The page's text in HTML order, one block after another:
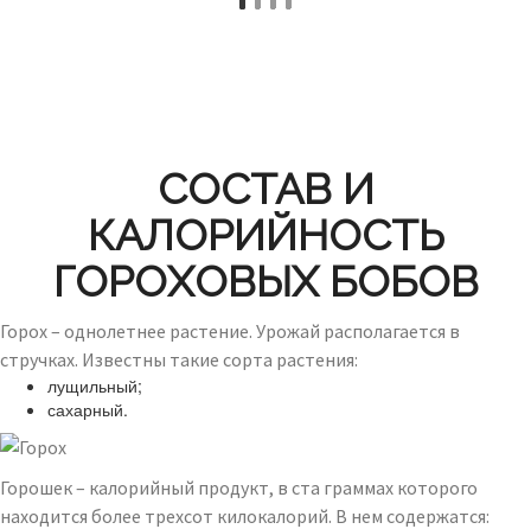
СОСТАВ И
КАЛОРИЙНОСТЬ
ГОРОХОВЫХ БОБОВ
Горох – однолетнее растение. Урожай располагается в
стручках. Известны такие сорта растения:
лущильный;
сахарный.
Горошек – калорийный продукт, в ста граммах которого
находится более трехсот килокалорий. В нем содержатся: